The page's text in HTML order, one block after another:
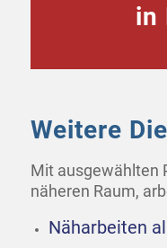
Weitere
Mit ausgewählten
näheren Raum,
Näharbeiten
in